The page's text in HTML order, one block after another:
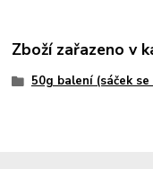
Zboží zařazeno v
50g balení (sáček se